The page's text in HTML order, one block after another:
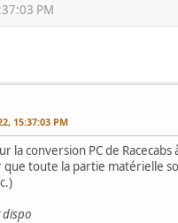
PM
15:37:03 PM
la conversion PC de Racecabs
toute la partie matérielle
dispo